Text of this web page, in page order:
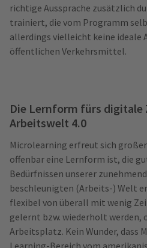
richtige Aussprache zusätzlich
trainiert, die vom Programm
allerdings vielleicht keine ideale
öffentlichen Verkehrsmittel.
Die Lernform fürs digitale
Arbeitswelt 4.0
Microlearning erfreut sich
offenbar eine Lernform ist, die
Bedürfnissen unserer
beschleunigten (Arbeits-) Welt
flexibel von überall mit wenig
gelernt bzw. wiederholt werden,
Arbeitsplatz. Kein Wunder, dass
Learning-Bereich vom